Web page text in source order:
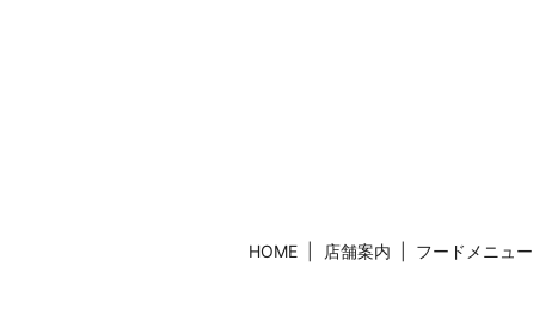
HOME 店舗案内 フードメニュー